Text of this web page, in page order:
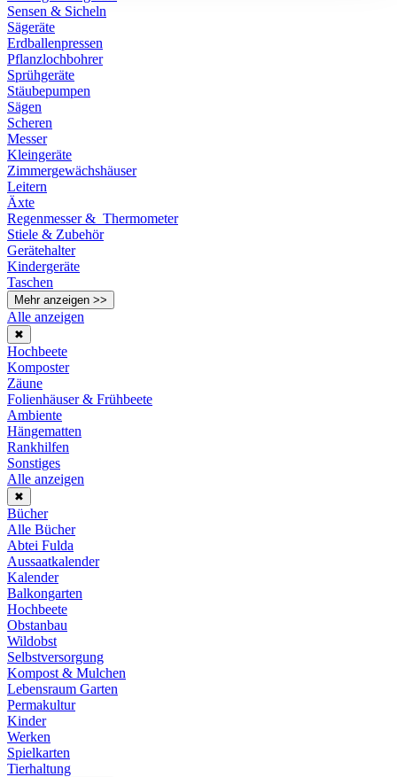
Sensen & Sicheln
Sägeräte
Erdballenpressen
Pflanzlochbohrer
Sprühgeräte
Stäubepumpen
Sägen
Scheren
Messer
Kleingeräte
Zimmergewächshäuser
Leitern
Äxte
Regenmesser & Thermometer
Stiele & Zubehör
Gerätehalter
Kindergeräte
Taschen
Mehr anzeigen >>
Alle anzeigen
✖
Hochbeete
Komposter
Zäune
Folienhäuser & Frühbeete
Ambiente
Hängematten
Rankhilfen
Sonstiges
Alle anzeigen
✖
Bücher
Alle Bücher
Abtei Fulda
Aussaatkalender
Kalender
Balkongarten
Hochbeete
Obstanbau
Wildobst
Selbstversorgung
Kompost & Mulchen
Lebensraum Garten
Permakultur
Kinder
Werken
Spielkarten
Tierhaltung